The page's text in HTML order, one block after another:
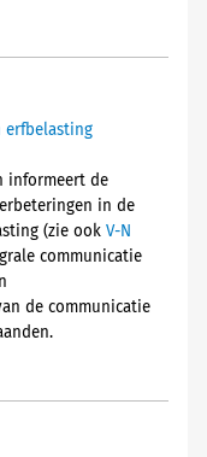
erfbelasting
informeert de
in de
(zie ook V-N
communicatie
de communicatie